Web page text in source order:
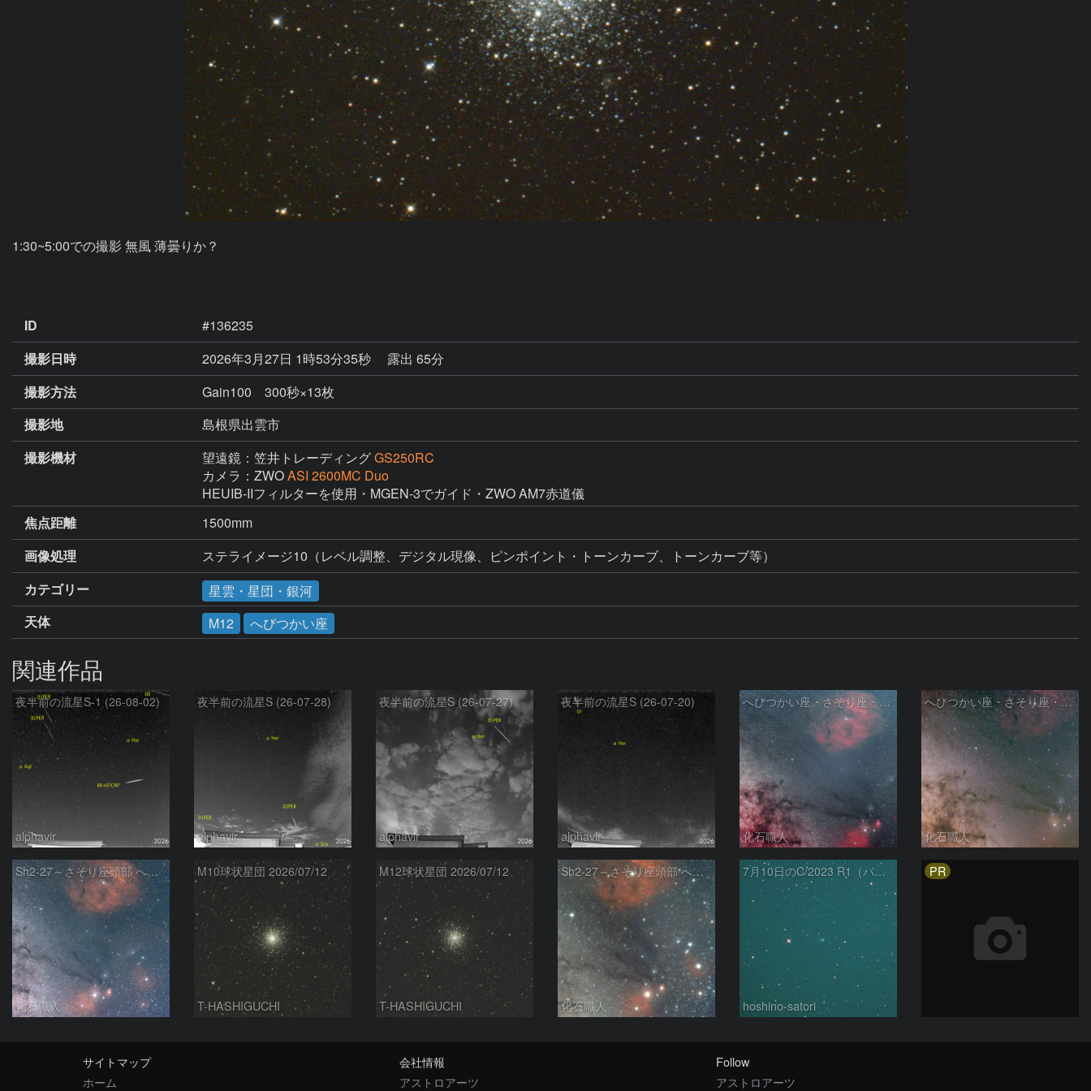
1:30~5:00での撮影 無風 薄曇りか？
ID
#136235
撮影日時
2026年3月27日 1時53分35秒
露出 65分
撮影方法
Gain100 300秒×13枚
撮影地
島根県出雲市
撮影機材
望遠鏡：笠井トレーディングGS250RC
カメラ：ZWOASI 2600MC Duo
HEUIB-IIフィルターを使用・MGEN-3でガイド・ZWO AM7赤道儀
焦点距離
1500mm
画像処理
ステライメージ10（レベル調整、デジタル現像、ピンポイント・トーンカーブ、トーンカーブ等）
カテゴリー
星雲・星団・銀河
天体
M12 へびつかい座
関連作品
夜半前の流星S-1 (26-08-02)
alphavir
夜半前の流星S (26-07-28)
alphavir
夜半前の流星S (26-07-27)
alphavir
夜半前の流星S (26-07-20)
alphavir
へびつかい座・さそり座・いて座と天の川
化石職人
へびつかい座・さそり座・いて座と天の川
化石職人
Sh2-27～さそり座頭部 へびつかい座 さそり座
化石職人
M10球状星団 2026/07/12
T-HASHIGUCHI
M12球状星団 2026/07/12
T-HASHIGUCHI
Sh2-27～さそり座頭部 へびつかい座 さそり座
化石職人
7月10日のC/2023 R1（パンスターズ彗星）
hoshino-satori
PR
サイトマップ
ホーム
会社情報
アストロアーツ
Follow
アストロアーツ